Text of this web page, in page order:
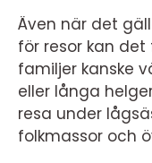
Även när det
för resor kan det
familjer kanske
eller långa
resa under
folkmassor och